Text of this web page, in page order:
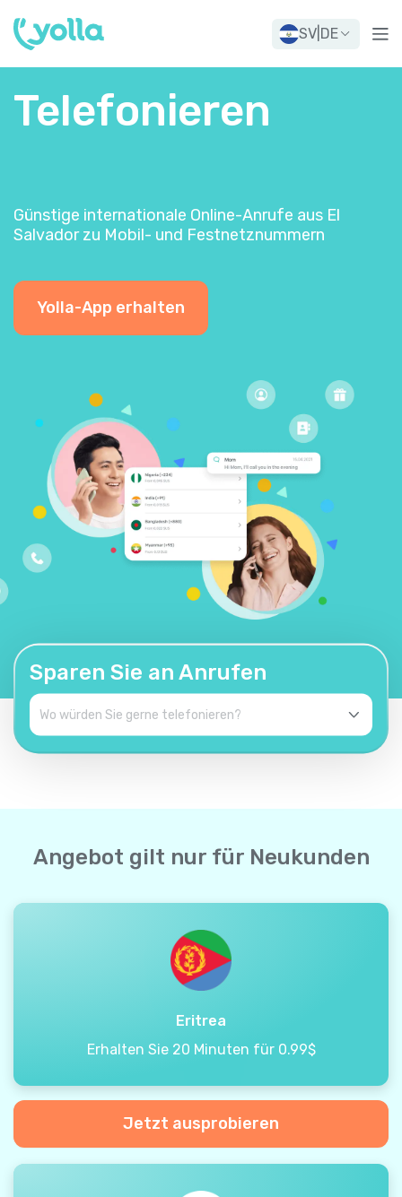
SV DE
Telefonieren
Günstige internationale Online-Anrufe aus El
Salvador zu Mobil- und Festnetznummern
Yolla-App erhalten
Sparen Sie an Anrufen
Angebot gilt nur für Neukunden
Eritrea
Erhalten Sie 20 Minuten für 0.99$
Jetzt ausprobieren